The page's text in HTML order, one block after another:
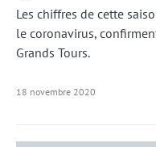
Les chiffres de cette
le coronavirus,
Grands Tours.
18 novembre 2020